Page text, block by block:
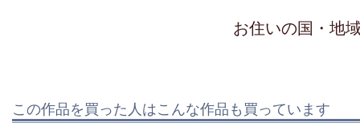
お住いの国・地
この作品を買った人はこんな作品も買っています